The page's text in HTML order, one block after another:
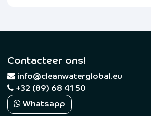
Contacteer ons!
info@cleanwaterglobal.eu
+32 (89) 68 41 50
Whatsapp